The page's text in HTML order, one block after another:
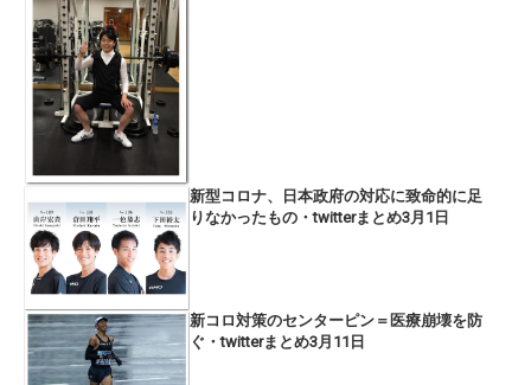
新型コロナ、日本政府の対応に致命的に足
りなかったもの・twitterまとめ3月1日
新コロ対策のセンターピン＝医療崩壊を防
ぐ・twitterまとめ3月11日